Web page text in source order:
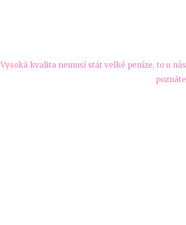
Vysoká kvalita nemusí stát velké peníze, to u nás
poznáte